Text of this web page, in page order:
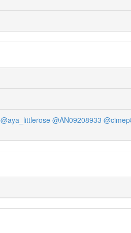
@aya_littlerose @AN09208933